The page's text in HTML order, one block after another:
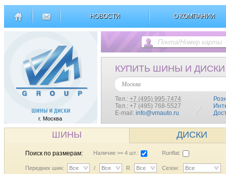
НОВОСТИ О КОМПАНИИ
г. Москва
КУПИТЬ ШИНЫ И ДИСКИ
Москва
Тел.: +7 (495) 995-7474
Тел.: +7 (495) 768-5527
E-mail: info@vmauto.ru
ШИНЫ ДИСКИ
Поиск по размерам: Наличие >= 4 шт.: Runflat:
Передних шин: Все / Все R Все Сезон: Все